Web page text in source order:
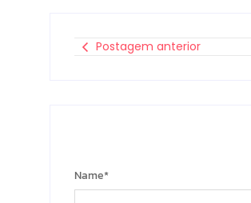
Postagem anterior
Name*